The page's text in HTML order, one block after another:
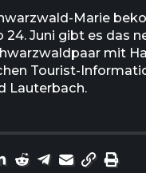
Marie
24. Juni gibt es das
mit
Tourist-
Lauterbach.